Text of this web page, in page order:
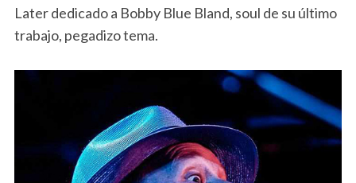
Later dedicado a Bobby Blue Bland, soul de su último
trabajo, pegadizo tema.